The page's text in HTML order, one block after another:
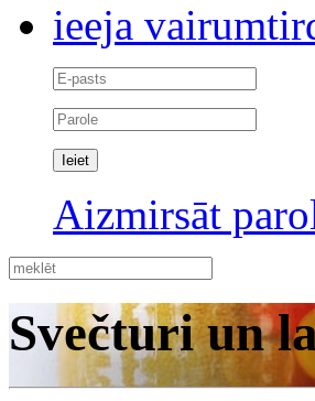
ieeja
Aizmirsāt
Svečturi un